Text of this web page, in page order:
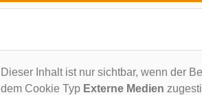
Dieser Inhalt ist nur sichtbar, wenn der
dem Cookie Typ Externe Medien